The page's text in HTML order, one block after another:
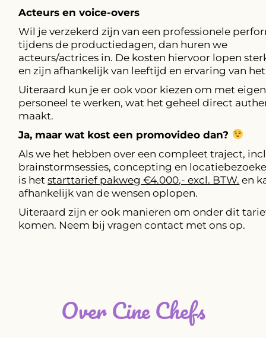
Acteurs en voice-overs
Wil je verzekerd zijn van een professionele
tijdens de productiedagen, dan huren we
acteurs/actrices in. De kosten hiervoor lopen
en zijn afhankelijk van leeftijd en ervaring van
Uiteraard kun je er ook voor kiezen om met eigen
personeel te werken, wat het geheel direct
maakt.
Ja, maar wat kost een promovideo dan?
Als we het hebben over een compleet traject,
brainstormsessies, concepting en
is hetstarttarief pakweg €4.000,- excl. BTW. en
afhankelijk van de wensen oplopen.
Uiteraard zijn er ook manieren om onder dit
komen. Neem bij vragen contact met ons op.
Over Cine Chefs